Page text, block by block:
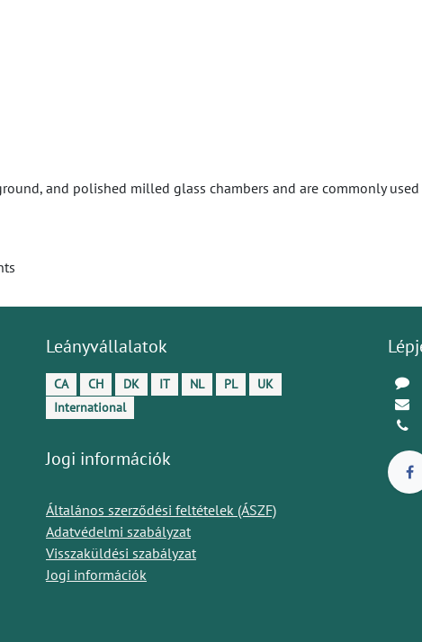
and polished milled glass chambers and are commonly
Leányvállalatok
CA CH DK IT NL PL
UK
International
Jogi információk
Általános szerződési feltételek (ÁSZF)
Adatvédelmi szabályzat
Visszaküldési szabályzat
Jogi információk